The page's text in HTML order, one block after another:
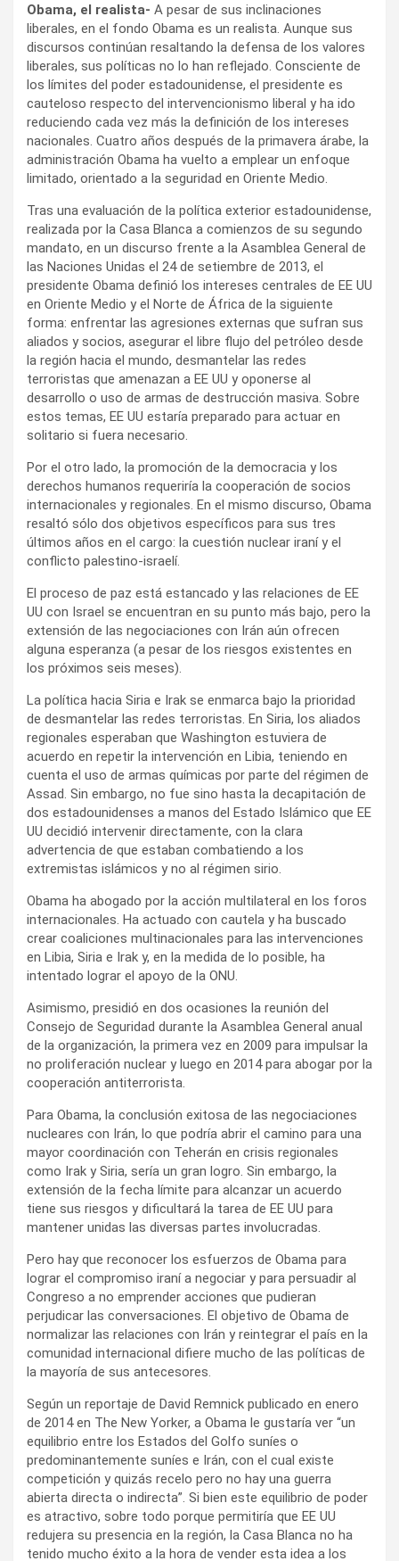
Obama, el realista- A pesar de sus inclinaciones
liberales, en el fondo Obama es un realista. Aunque sus
discursos continúan resaltando la defensa de los valores
liberales, sus políticas no lo han reflejado. Consciente de
los límites del poder estadounidense, el presidente es
cauteloso respecto del intervencionismo liberal y ha ido
reduciendo cada vez más la definición de los intereses
nacionales. Cuatro años después de la primavera árabe, la
administración Obama ha vuelto a emplear un enfoque
limitado, orientado a la seguridad en Oriente Medio.
Tras una evaluación de la política exterior estadounidense,
realizada por la Casa Blanca a comienzos de su segundo
mandato, en un discurso frente a la Asamblea General de
las Naciones Unidas el 24 de setiembre de 2013, el
presidente Obama definió los intereses centrales de EE UU
en Oriente Medio y el Norte de África de la siguiente
forma: enfrentar las agresiones externas que sufran sus
aliados y socios, asegurar el libre flujo del petróleo desde
la región hacia el mundo, desmantelar las redes
terroristas que amenazan a EE UU y oponerse al
desarrollo o uso de armas de destrucción masiva. Sobre
estos temas, EE UU estaría preparado para actuar en
solitario si fuera necesario.
Por el otro lado, la promoción de la democracia y los
derechos humanos requeriría la cooperación de socios
internacionales y regionales. En el mismo discurso, Obama
resaltó sólo dos objetivos específicos para sus tres
últimos años en el cargo: la cuestión nuclear iraní y el
conflicto palestino-israelí.
El proceso de paz está estancado y las relaciones de EE
UU con Israel se encuentran en su punto más bajo, pero la
extensión de las negociaciones con Irán aún ofrecen
alguna esperanza (a pesar de los riesgos existentes en
los próximos seis meses).
La política hacia Siria e Irak se enmarca bajo la prioridad
de desmantelar las redes terroristas. En Siria, los aliados
regionales esperaban que Washington estuviera de
acuerdo en repetir la intervención en Libia, teniendo en
cuenta el uso de armas químicas por parte del régimen de
Assad. Sin embargo, no fue sino hasta la decapitación de
dos estadounidenses a manos del Estado Islámico que EE
UU decidió intervenir directamente, con la clara
advertencia de que estaban combatiendo a los
extremistas islámicos y no al régimen sirio.
Obama ha abogado por la acción multilateral en los foros
internacionales. Ha actuado con cautela y ha buscado
crear coaliciones multinacionales para las intervenciones
en Libia, Siria e Irak y, en la medida de lo posible, ha
intentado lograr el apoyo de la ONU.
Asimismo, presidió en dos ocasiones la reunión del
Consejo de Seguridad durante la Asamblea General anual
de la organización, la primera vez en 2009 para impulsar la
no proliferación nuclear y luego en 2014 para abogar por la
cooperación antiterrorista.
Para Obama, la conclusión exitosa de las negociaciones
nucleares con Irán, lo que podría abrir el camino para una
mayor coordinación con Teherán en crisis regionales
como Irak y Siria, sería un gran logro. Sin embargo, la
extensión de la fecha límite para alcanzar un acuerdo
tiene sus riesgos y dificultará la tarea de EE UU para
mantener unidas las diversas partes involucradas.
Pero hay que reconocer los esfuerzos de Obama para
lograr el compromiso iraní a negociar y para persuadir al
Congreso a no emprender acciones que pudieran
perjudicar las conversaciones. El objetivo de Obama de
normalizar las relaciones con Irán y reintegrar el país en la
comunidad internacional difiere mucho de las políticas de
la mayoría de sus antecesores.
Según un reportaje de David Remnick publicado en enero
de 2014 en The New Yorker, a Obama le gustaría ver “un
equilibrio entre los Estados del Golfo suníes o
predominantemente suníes e Irán, con el cual existe
competición y quizás recelo pero no hay una guerra
abierta directa o indirecta”. Si bien este equilibrio de poder
es atractivo, sobre todo porque permitiría que EE UU
redujera su presencia en la región, la Casa Blanca no ha
tenido mucho éxito a la hora de vender esta idea a los